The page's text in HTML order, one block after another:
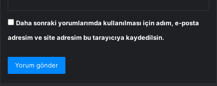
Daha sonraki yorumlarımda kullanılması için adım, e-posta
adresim ve site adresim bu tarayıcıya kaydedilsin.